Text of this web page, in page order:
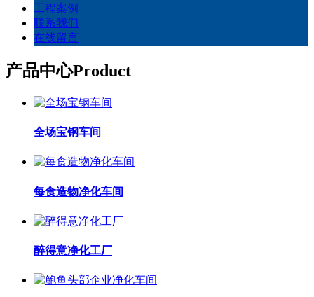
工程案例
联系我们
在线留言
产品中心Product
全场宝钢车间
每食造物净化车间
醉得意净化工厂